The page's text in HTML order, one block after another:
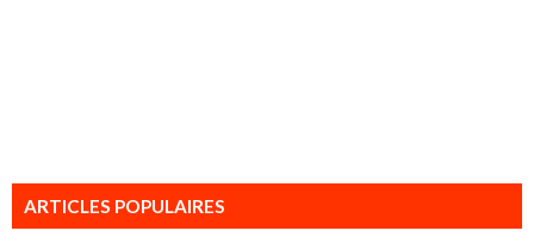
ARTICLES POPULAIRES